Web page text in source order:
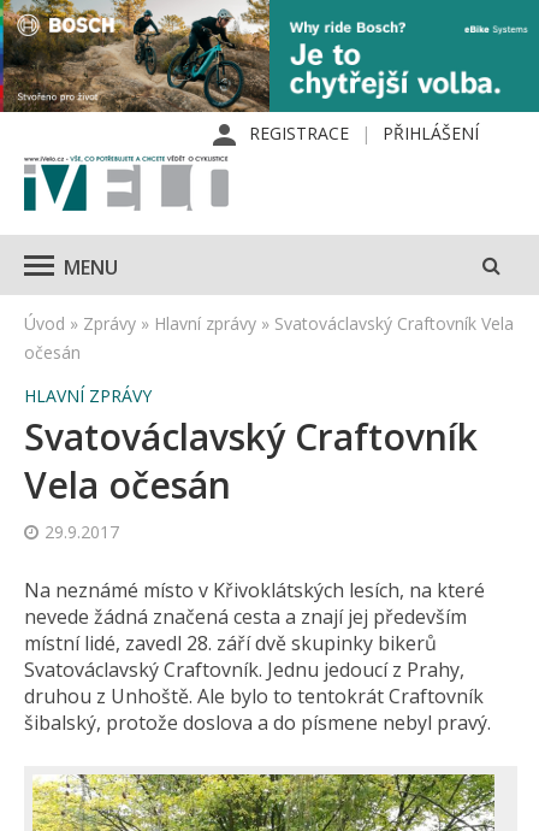
REGISTRACE PŘIHLÁŠENÍ
MENU
Úvod » Zprávy » Hlavní zprávy » Svatováclavský Craftovník Vela
očesán
HLAVNÍ ZPRÁVY
Svatováclavský Craftovník
Vela očesán
29.9.2017
Na neznámé místo v Křivoklátských lesích, na které
nevede žádná značená cesta a znají jej především
místní lidé, zavedl 28. září dvě skupinky bikerů
Svatováclavský Craftovník. Jednu jedoucí z Prahy,
druhou z Unhoště. Ale bylo to tentokrát Craftovník
šibalský, protože doslova a do písmene nebyl pravý.